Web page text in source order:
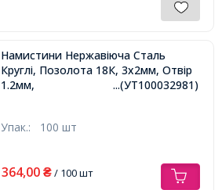
Намистини Нержавіюча Сталь
Круглі, Позолота 18К, 3х2мм, Отвір
1.2мм,
...(УТ100032981)
Упак.: 100 шт
364,00 ₴/ 100 шт